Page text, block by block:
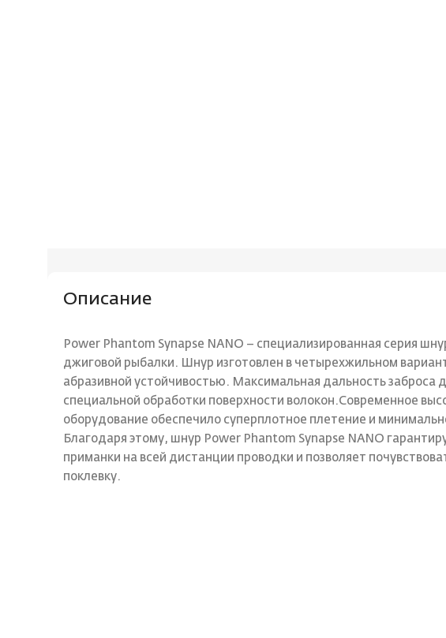
Описание
Power Phantom Synapse NANO – специализированная серия
джиговой рыбалки. Шнур изготовлен в четырехжильном
абразивной устойчивостью. Максимальная дальность заброса
специальной обработки поверхности волокон.Современное
оборудование обеспечило суперплотное плетение и
Благодаря этому, шнур Power Phantom Synapse NANO
приманки на всей дистанции проводки и позволяет
поклевку.